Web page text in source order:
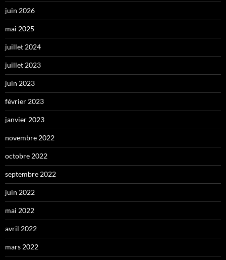
juin 2026
mai 2025
juillet 2024
juillet 2023
juin 2023
février 2023
janvier 2023
novembre 2022
octobre 2022
septembre 2022
juin 2022
mai 2022
avril 2022
mars 2022